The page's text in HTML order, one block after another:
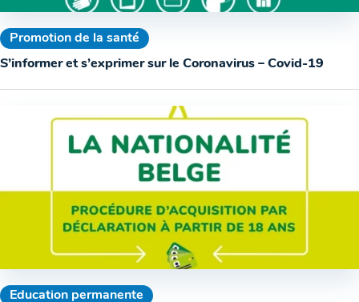
Promotion de la santé
S’informer et s’exprimer sur le Coronavirus – Covid-19
Education permanente